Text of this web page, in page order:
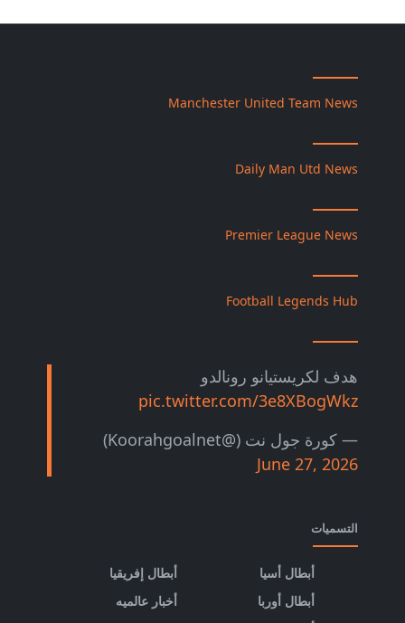
Manchester United Team News
Daily Man Utd News
Premier League News
Football Legends Hub
هدف لكريستيانو رونالدو
pic.twitter.com/3e8XBogWkz
— كورة جول نت (@Koorahgoalnet)
June 27, 2026
التسميات
أبطال أسيا
أبطال إفريقيا
أبطال أوربا
أخبار عالميه